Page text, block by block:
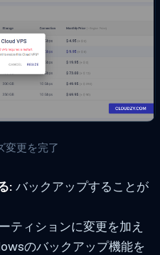
変更を完了
: バックアップすることが
ティションに変更を加え
のバックアップ機能を